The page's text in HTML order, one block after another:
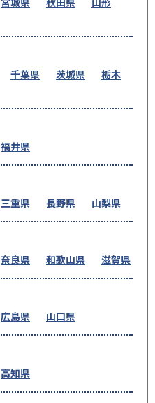
千葉県 茨城県
栃木
福井県
三重県 長野県 山梨県
奈良県 和歌山県 滋賀県
広島県 山口県
高知県